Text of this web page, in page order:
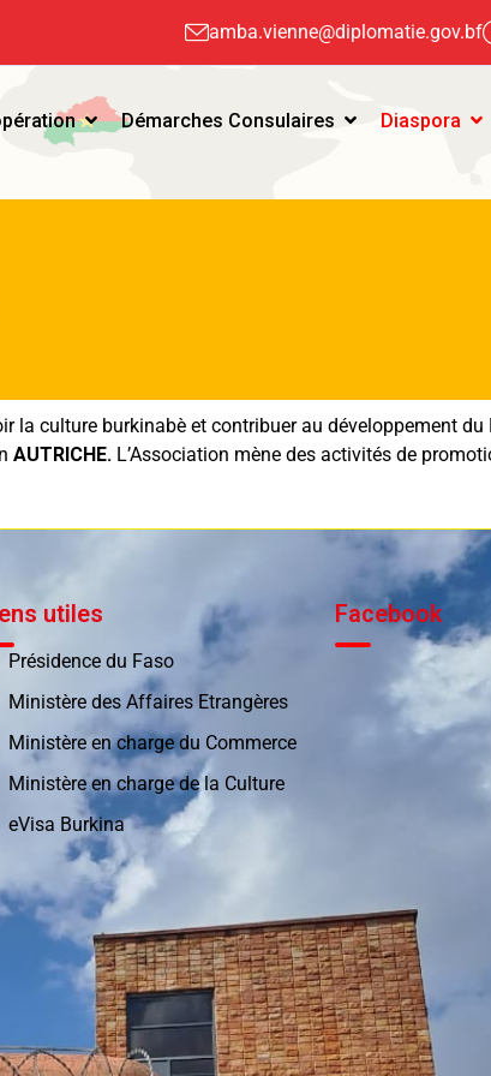
amba.vienne@diplomatie.gov.bf
Démarches Consulaires Diaspora
la culture burkinabè et contribuer au développement
AUTRICHE. L’Association mène des activités de
utiles
Présidence du Faso
Ministère des Affaires Etrangères
Ministère en charge du Commerce
Ministère en charge de la Culture
eVisa Burkina
Facebook